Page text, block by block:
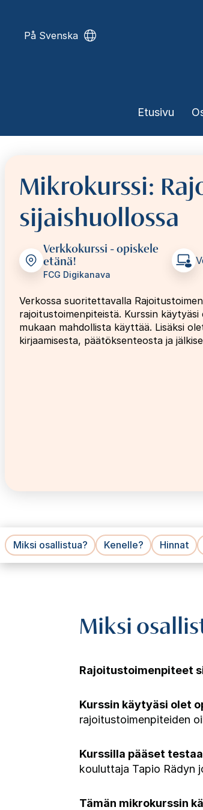
På Svenska
Etusivu
Mikrokurssi:
sijaishuollossa
Verkkokurssi - opiskele
etänä!
FCG Digikanava
Verkossa suoritettavalla
rajoitustoimenpiteistä. Kurssin
mukaan mahdollista käyttää. Lisäksi
kirjaamisesta, päätöksenteosta ja
Miksi osallistua? Kenelle? Hinnat
Miksi
Rajoitustoimenpiteet
Kurssin käytyäsi olet
rajoitustoimenpiteiden
Kurssilla pääset
kouluttaja Tapio Rädyn
Tämän mikrokurssin